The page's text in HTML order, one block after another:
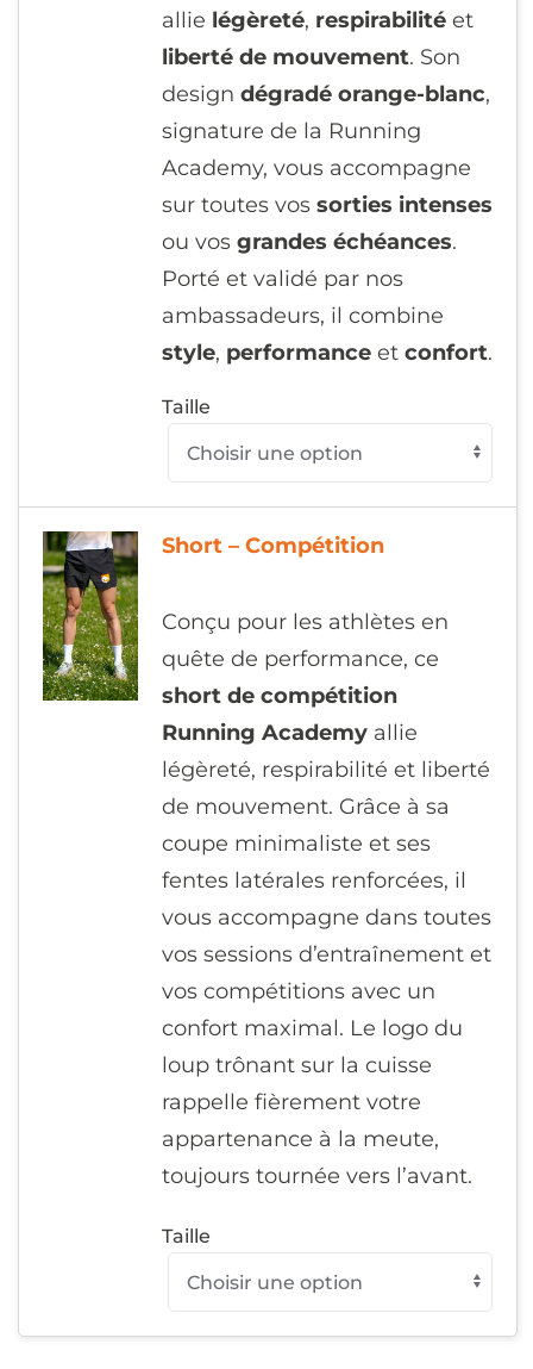
allie légèreté, respirabilité et
liberté de mouvement. Son
design dégradé orange-blanc,
signature de la Running
Academy, vous accompagne
sur toutes vos sorties intenses
ou vos grandes échéances.
Porté et validé par nos
ambassadeurs, il combine
style, performance et confort.
Taille
Short – Compétition
Conçu pour les athlètes en
quête de performance, ce
short de compétition
Running Academy allie
légèreté, respirabilité et liberté
de mouvement. Grâce à sa
coupe minimaliste et ses
fentes latérales renforcées, il
vous accompagne dans toutes
vos sessions d’entraînement et
vos compétitions avec un
confort maximal. Le logo du
loup trônant sur la cuisse
rappelle fièrement votre
appartenance à la meute,
toujours tournée vers l’avant.
Taille